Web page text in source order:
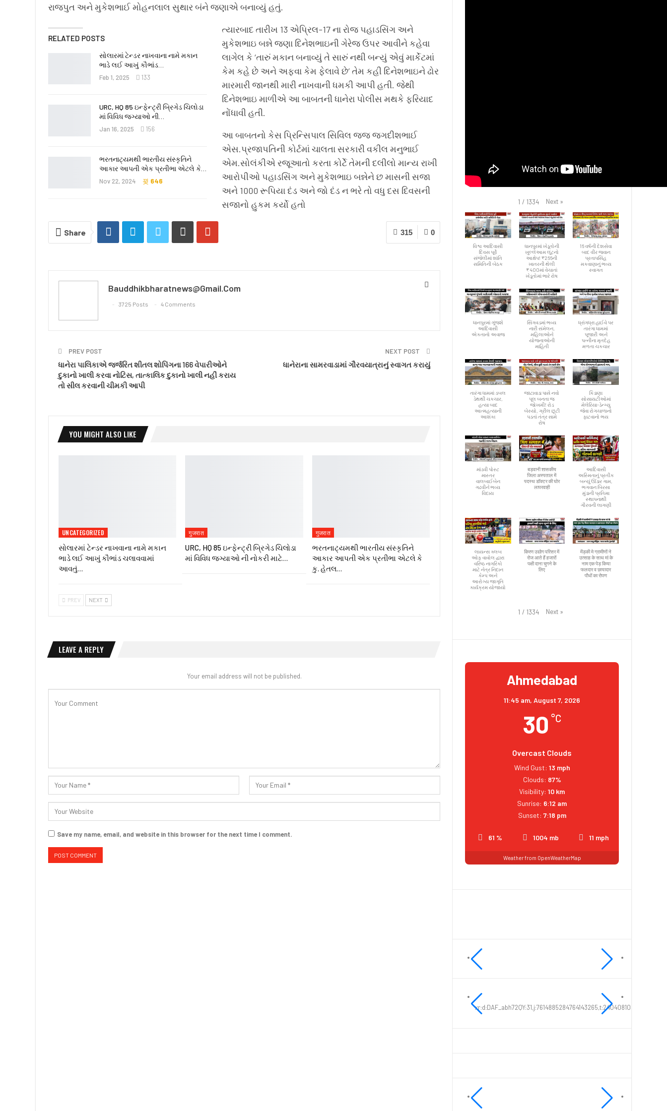
રાજપુત અને મુકેશભાઈ મોહનલાલ સુથાર બંને જણાએ બનાવ્યું હતું.
RELATED POSTS
સોલારમાં ટેન્ડર નાખવાના નામે મકાન
ભાડે લઈ આખું કૌભાંડ…
Feb 1, 2025 133
URC, HQ 85 ઇન્ફેન્ટ્રી બ્રિગેડ ચિલોડા
માં વિવિધ જગ્યાઓ ની…
Jan 16, 2025 156
ભરતનાટ્યમથી ભારતીય સંસ્કૃતિને
આકાર આપતી એક પ્રતીભા એટલે કે‌…
Nov 22, 2024 646
ત્યારબાદ તારીખ 13 એપ્રિલ-17 ના રોજ પહાડસિંગ અને
મુકેશભાઇ બન્ને જણા દિનેશભાઇની ગેરેજ ઉપર આવીને કહેવા
લાગેલ કે ‘તારું મકાન બનાવ્યું તે સારું નથી બન્યું એવું માર્કેટમાં
કેમ કહે છે અને અફવા કેમ ફેલાવે છે’ તેમ કહી દિનેશભાઇને ઢોર
મારમારી જાનથી મારી નાખવાની ધમકી આપી હતી. જેથી
દિનેશભાઇ માળીએ આ બાબતની ધાનેરા પોલીસ મથકે ફરિયાદ
નોંધાવી હતી.
આ બાબતનો કેસ પ્રિન્સિપાલ સિવિલ જજ જગદીશભાઈ
એસ.પ્રજાપતિની કોર્ટમાં ચાલતા સરકારી વકીલ મનુભાઈ
એમ.સોલંકીએ રજૂઆતો કરતા કોર્ટે તેમની દલીલો માન્ય રાખી
આરોપીઓ પહાડસિંગ અને મુકેશભાઇ બન્નેને છ માસની સજા
અને 1000 રૂપિયા દંડ અને જો દંડ ન ભરે તો વધુ દસ દિવસની
સજાનો હુકમ કર્યો હતો
0
315
Share
Bauddhikbharatnews@gmail.com
3725 Posts 4 Comments
PREV POST
ધાનેરા પાલિકાએ જર્જરિત શીતલ શોપિંગના 166 વેપારીઓને
દુકાનો ખાલી કરવા નોટિસ, તાત્કાલિક દુકાનો ખાલી નહીં કરાય
તો સીલ કરવાની ચીમકી આપી
NEXT POST
ધાનેરાના સામરવાડામાં ગૌરવયાત્રાનું સ્વાગત કરાયું
YOU MIGHT ALSO LIKE
UNCATEGORIZED
સોલારમાં ટેન્ડર નાખવાના નામે મકાન
ભાડે લઈ આખું કૌભાંડ ચલાવવામાં
આવતું…
गुजरात
URC, HQ 85 ઇન્ફેન્ટ્રી બ્રિગેડ ચિલોડા
માં વિવિધ જગ્યાઓ ની નોકરી માટે…
गुजरात
ભરતનાટ્યમથી ભારતીય સંસ્કૃતિને
આકાર આપતી એક પ્રતીભા એટલે કે‌
કુ. હેતલ…
PREV NEXT
LEAVE A REPLY
Your email address will not be published.
Save my name, email, and website in this browser for the next time I comment.
1 / 1334 Next »
વિશ્વ આદિવાસી
દિવસ પૂર્વે
સંજેલીમાં શાંતિ
સમિતિની બેઠક
ધાનપુરમાં ખેડૂતોની
ખુલ્લેઆમ લૂંટનો
આક્ષેપ! ₹266ની
ખાતરની થેલી
₹400માં વેચાતાં
ખેડૂતોમાં ભારે રોષ
16 વર્ષની દેશસેવા
બાદ વીર જવાન
પ્રતાપસિંહ
મકવાણાનું ભવ્ય
સ્વાગત
ધાનપુરમાં ગૂંજશે
આદિવાસી
એકતાનો અવાજ
સિંગવડમાં ભવ્ય
નારી સંમેલન,
મહિલાઓને
યોજનાઓની
માહિતી
ધ્રાંગધ્રા હાઈવે પર
તારંગા ધામમાં
પૂજારી અને
પત્નીના મૃતદેહ
મળતા ચકચાર
તારંગા ધામમાં ડબલ
ડેથથી ચકચાર,
હત્યા બાદ
આત્મહત્યાની
આશંકા
જાટાવાડા પાસે નવો
પૂલ બનતા જ
જોખમી! રોડ
બેસ્યો, ગ્રીલ છૂટી
પડતાં તંત્ર સામે
રોષ
કિડાણા
સોસાયટીઓમાં
મેલેરિયા-ડેન્ગ્યુ
જેવા રોગચાળાનો
ફાટવાનો ભય
માંડવી પોસ્ટ
માસ્તર
વાલબાઈબેન
ગઢવીને ભવ્ય
વિદાય
बड़वानी शासकीय
जिला अस्पताल में
पदस्थ डॉक्टर की घोर
लापरवाही
આદિવાસી
અસ્મિતાનું પ્રતીક
બન્યું ઊંડાર ગામ,
ભગવાન બિરસા
મુંડાની પ્રતિમા
સ્થાપનાથી
ગૌરવની લાગણી
લાયન્સ ક્લબ
ઓફ વાવોલ દ્વારા
વરિષ્ઠ નાગરિકો
માટે નેત્ર નિદાન
કેમ્પ અને
આરોગ્ય જાગૃતિ
કાર્યક્રમ યોજાયો
किरण उद्योग परिसर में
रोज आते हैं हजारों
पक्षी दाना चुगने के
लिए
मेंड़की मे ग्रामीणों ने
उत्साह के साथ मां के
नाम एक पेड़ किया
फलदार व छायादार
पौधों का रोपण
1 / 1334 Next »
Ahmedabad
11:45 am, August 7, 2026
30 °C
Overcast Clouds
61 % 1004 mb 11 mph
Wind Gust: 13 mph
Clouds: 87%
Visibility: 10 km
Sunrise: 6:12 am
Sunset: 7:18 pm
Weather from OpenWeatherMap
xr:d:DAF_abh72QY:31,j:7614885284764143265,t:24040810